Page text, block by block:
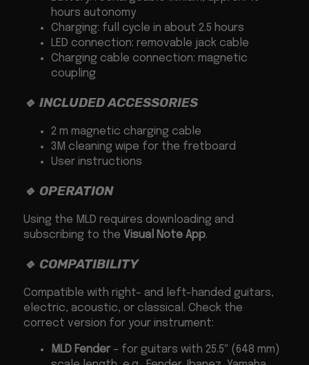
hours autonomy
Charging: full cycle in about 2.5 hours
LED connection: removable jack cable
Charging cable connection: magnetic
coupling
🔹 INCLUDED ACCESSORIES
2 m magnetic charging cable
3M cleaning wipe for the fretboard
User instructions
🔹 OPERATION
Using the MLD requires downloading and
subscribing to the Visual Note App.
🔹 COMPATIBILITY
Compatible with right- and left-handed guitars,
electric, acoustic, or classical. Check the
correct version for your instrument:
MLD Fender – for guitars with 25.5″ (648 mm)